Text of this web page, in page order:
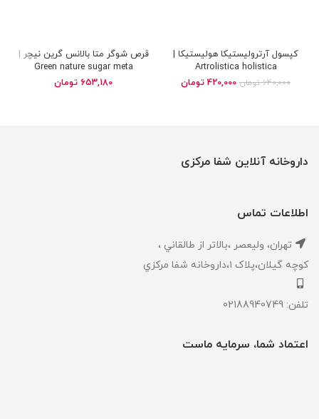
کپسول آرترولیستیکا هولیستیکا |
Artrolistica holistica
640,000 تومان 420,000 تومان
قرص شوگر متا بالانس گرین نیچر |
Green nature sugar meta
balance653,180 تومان
داروخانه آنلاین شفا مرکزی
اطلاعات تماس
تهران، ‎وليعصر ،بالاتر از طالقاني ،
كوچه گيلان،پلاک ۱،داروخانه شفا مركزي
تلفن: 02188940749
اعتماد شما، سرمایه ماست